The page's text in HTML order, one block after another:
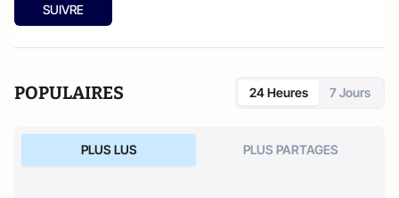
SUIVRE
POPULAIRES 24 Heures 7 Jours
PLUS LUS PLUS PARTAGES